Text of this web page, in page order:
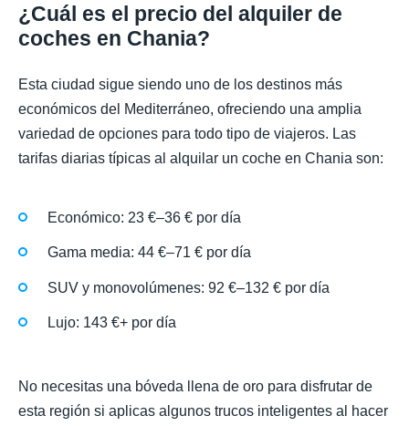
¿Cuál es el precio del alquiler de
coches en Chania?
Esta ciudad sigue siendo uno de los destinos más
económicos del Mediterráneo, ofreciendo una amplia
variedad de opciones para todo tipo de viajeros. Las
tarifas diarias típicas al alquilar un coche en Chania son:
Económico: 23 €–36 € por día
Gama media: 44 €–71 € por día
SUV y monovolúmenes: 92 €–132 € por día
Lujo: 143 €+ por día
No necesitas una bóveda llena de oro para disfrutar de
esta región si aplicas algunos trucos inteligentes al hacer